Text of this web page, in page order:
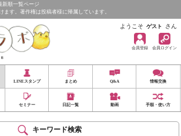
新順一覧ページ
ます。著作権は投稿者様に帰属しています。
ようこそ ゲスト さん
会員登録 会員ログイン
LINEスタンプ まとめ Q&A 情報交換
セミナー 日記一覧 動画 手順・使い方
キーワード検索